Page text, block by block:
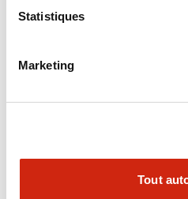
Statistiques
Marketing
Tout
Capteur photo transparent